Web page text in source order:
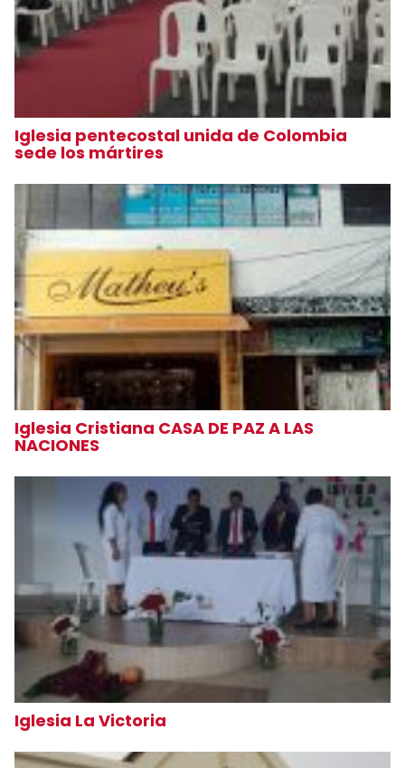
Iglesia pentecostal unida de Colombia
sede los mártires
Iglesia Cristiana CASA DE PAZ A LAS
NACIONES
Iglesia La Victoria